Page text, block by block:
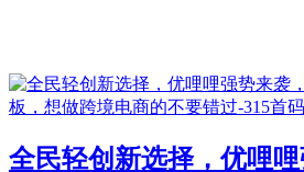
全民轻创新选择，优哩